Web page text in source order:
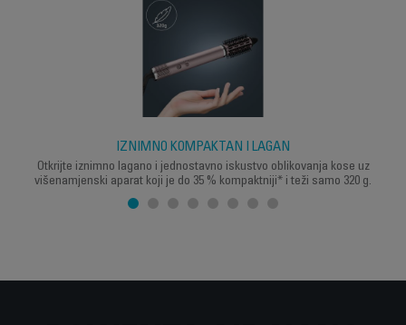
IZNIMNO KOMPAKTAN I LAGAN
Otkrijte iznimno lagano i jednostavno iskustvo oblikovanja kose uz
višenamjenski aparat koji je do 35 % kompaktniji* i teži samo 320 g.